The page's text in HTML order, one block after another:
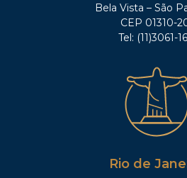
Bela Vista – São
CEP 01310-
Tel: (11)3061-
Rio de